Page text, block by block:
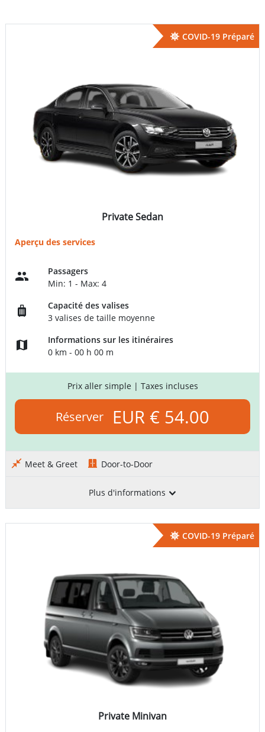
COVID-19 Préparé
Private Sedan
Aperçu des services
Passagers
Min: 1 - Max: 4
Capacité des valises
3 valises de taille moyenne
Informations sur les itinéraires
0 km - 00 h 00 m
Prix aller simple | Taxes incluses
Réserver EUR € 54.00
Meet & Greet Door-to-Door
Plus d'informations
COVID-19 Préparé
Private Minivan